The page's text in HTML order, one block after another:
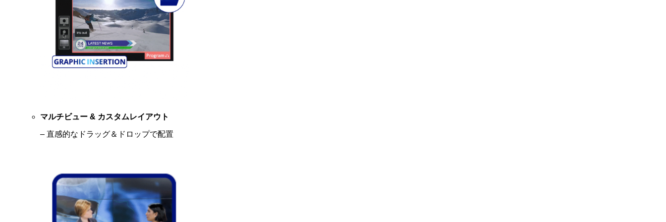
マルチビュー & カスタムレイアウト
– 直感的なドラッグ＆ドロップで配置